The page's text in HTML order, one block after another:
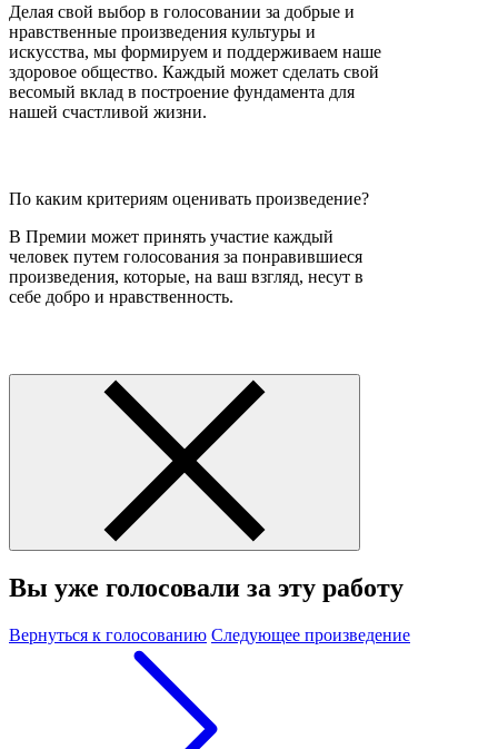
Делая свой выбор в голосовании за добрые и
нравственные произведения культуры и
искусства, мы формируем и поддерживаем наше
здоровое общество. Каждый может сделать свой
весомый вклад в построение фундамента для
нашей счастливой жизни.
По каким критериям оценивать произведение?
В Премии может принять участие каждый
человек путем голосования за понравившиеся
произведения, которые, на ваш взгляд, несут в
себе добро и нравственность.
Вы уже голосовали за эту работу
Вернуться к голосованию Следующее произведение